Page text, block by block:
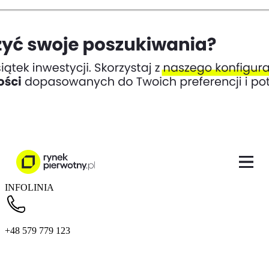
INFOLINIA
+48 579 779 123